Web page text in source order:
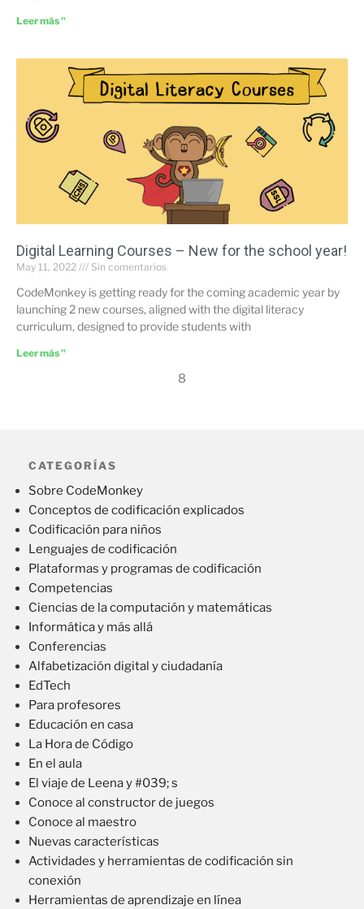
Leer más "
Digital Learning Courses – New for the school year!
May 11, 2022 Sin comentarios
CodeMonkey is getting ready for the coming academic year by
launching 2 new courses, aligned with the digital literacy
curriculum, designed to provide students with
Leer más "
8
CATEGORÍAS
Sobre CodeMonkey
Conceptos de codificación explicados
Codificación para niños
Lenguajes de codificación
Plataformas y programas de codificación
Competencias
Ciencias de la computación y matemáticas
Informática y más allá
Conferencias
Alfabetización digital y ciudadanía
EdTech
Para profesores
Educación en casa
La Hora de Código
En el aula
El viaje de Leena y #039; s
Conoce al constructor de juegos
Conoce al maestro
Nuevas características
Actividades y herramientas de codificación sin
conexión
Herramientas de aprendizaje en línea